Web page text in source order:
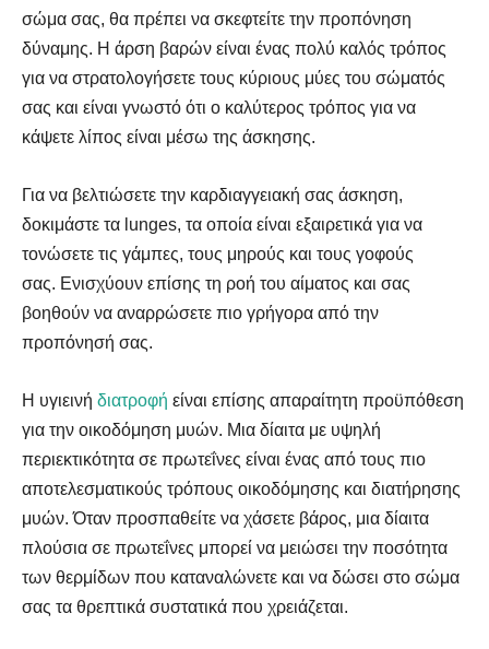
σώμα σας, θα πρέπει να σκεφτείτε την προπόνηση
δύναμης. Η άρση βαρών είναι ένας πολύ καλός τρόπος
για να στρατολογήσετε τους κύριους μύες του σώματός
σας και είναι γνωστό ότι ο καλύτερος τρόπος για να
κάψετε λίπος είναι μέσω της άσκησης.
Για να βελτιώσετε την καρδιαγγειακή σας άσκηση,
δοκιμάστε τα lunges, τα οποία είναι εξαιρετικά για να
τονώσετε τις γάμπες, τους μηρούς και τους γοφούς
σας. Ενισχύουν επίσης τη ροή του αίματος και σας
βοηθούν να αναρρώσετε πιο γρήγορα από την
προπόνησή σας.
Η υγιεινή διατροφή είναι επίσης απαραίτητη προϋπόθεση
για την οικοδόμηση μυών. Μια δίαιτα με υψηλή
περιεκτικότητα σε πρωτεΐνες είναι ένας από τους πιο
αποτελεσματικούς τρόπους οικοδόμησης και διατήρησης
μυών. Όταν προσπαθείτε να χάσετε βάρος, μια δίαιτα
πλούσια σε πρωτεΐνες μπορεί να μειώσει την ποσότητα
των θερμίδων που καταναλώνετε και να δώσει στο σώμα
σας τα θρεπτικά συστατικά που χρειάζεται.